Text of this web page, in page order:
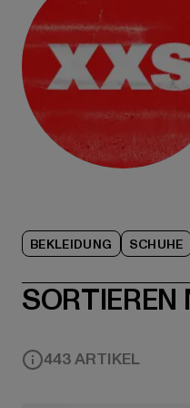
BEKLEIDUNG SCHUHE
SORTIEREN
443 ARTIKEL